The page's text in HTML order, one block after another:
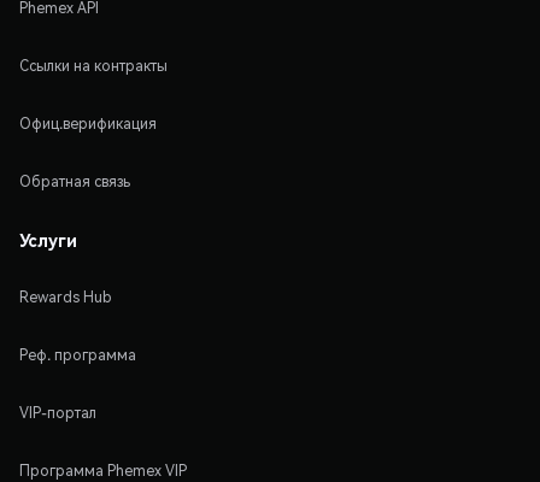
Phemex API
Ссылки на контракты
Офиц.верификация
Обратная связь
Услуги
Rewards Hub
Реф. программа
VIP-портал
Программа Phemex VIP